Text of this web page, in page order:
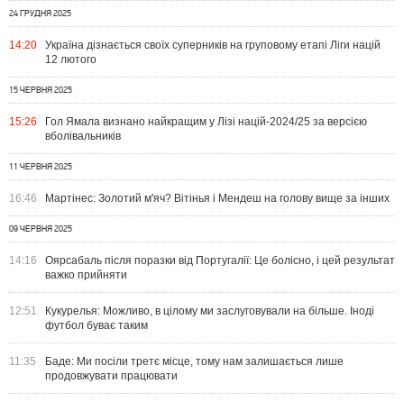
24 ГРУДНЯ 2025
14:20
Україна дізнається своїх суперників на груповому етапі Ліги націй
12 лютого
15 ЧЕРВНЯ 2025
15:26
Гол Ямала визнано найкращим у Лізі націй-2024/25 за версією
вболівальників
11 ЧЕРВНЯ 2025
16:46 Мартінес: Золотий м'яч? Вітінья і Мендеш на голову вище за інших
09 ЧЕРВНЯ 2025
14:16
Оярсабаль після поразки від Португалії: Це болісно, ​​і цей результат
важко прийняти
12:51
Кукурелья: Можливо, в цілому ми заслуговували на більше. Іноді
футбол буває таким
11:35
Баде: Ми посіли третє місце, тому нам залишається лише
продовжувати працювати